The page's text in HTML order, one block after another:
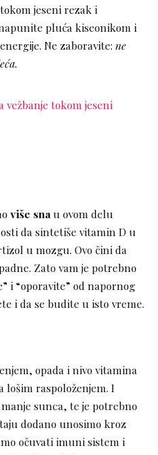
jeseni rezak i
pluća kiseonikom i
Ne zaboravite: ne
vežbanje tokom jeseni
više snau ovom delu
da sintetiše vitamin D u
u mozgu. Ovo čini da
Zato vam je potrebno
i “oporavite” od napornog
i da se budite u isto vreme.
opada i nivo vitamina
lošim raspoloženjem. I
sunca, te je potrebno
dodano unosimo kroz
očuvati imuni sistem i